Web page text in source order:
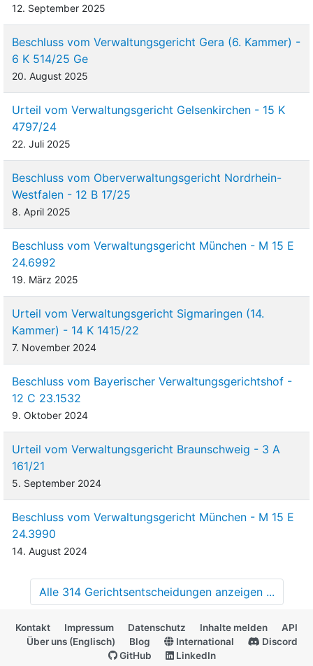
12. September 2025
Beschluss vom Verwaltungsgericht Gera (6. Kammer) -
6 K 514/25 Ge
20. August 2025
Urteil vom Verwaltungsgericht Gelsenkirchen - 15 K
4797/24
22. Juli 2025
Beschluss vom Oberverwaltungsgericht Nordrhein-
Westfalen - 12 B 17/25
8. April 2025
Beschluss vom Verwaltungsgericht München - M 15 E
24.6992
19. März 2025
Urteil vom Verwaltungsgericht Sigmaringen (14.
Kammer) - 14 K 1415/22
7. November 2024
Beschluss vom Bayerischer Verwaltungsgerichtshof -
12 C 23.1532
9. Oktober 2024
Urteil vom Verwaltungsgericht Braunschweig - 3 A
161/21
5. September 2024
Beschluss vom Verwaltungsgericht München - M 15 E
24.3990
14. August 2024
Alle 314 Gerichtsentscheidungen anzeigen ...
Kontakt Impressum Datenschutz Inhalte melden
API
Über uns (Englisch)
Blog International
Discord
GitHub
LinkedIn